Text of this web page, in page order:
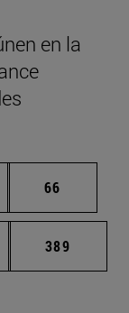
en la
intermedias
Página
66
intermedias
Página
389